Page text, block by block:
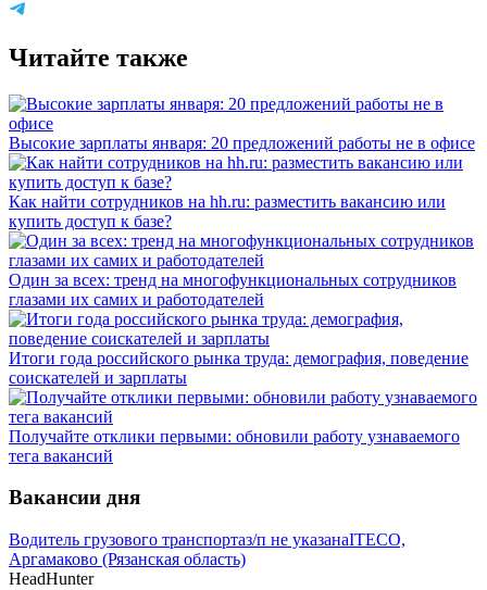
Читайте также
Высокие зарплаты января: 20 предложений работы не в офисе
Как найти сотрудников на hh.ru: разместить вакансию или
купить доступ к базе?
Один за всех: тренд на многофункциональных сотрудников
глазами их самих и работодателей
Итоги года российского рынка труда: демография, поведение
соискателей и зарплаты
Получайте отклики первыми: обновили работу узнаваемого
тега вакансий
Вакансии дня
Водитель грузового транспортаз/п не указанаITECO,
Аргамаково (Рязанская область)
HeadHunter